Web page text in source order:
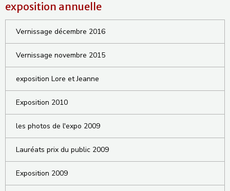
exposition annuelle
Vernissage décembre 2016
Vernissage novembre 2015
exposition Lore et Jeanne
Exposition 2010
les photos de l'expo 2009
Lauréats prix du public 2009
Exposition 2009